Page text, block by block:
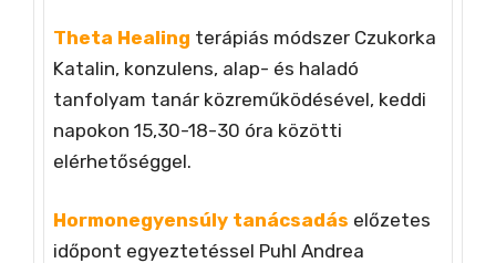
Theta Healing terápiás módszer Czukorka
Katalin, konzulens, alap- és haladó
tanfolyam tanár közreműködésével, keddi
napokon 15,30-18-30 óra közötti
elérhetőséggel.
Hormonegyensúly tanácsadás előzetes
időpont egyeztetéssel Puhl Andrea